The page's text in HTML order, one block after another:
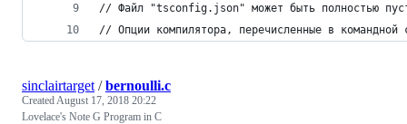
// Файл "tsconfig.json" может быть полностью
// Опции компилятора, перечисленные в
sinclairtarget /bernoulli.c
CreatedAugust 17, 2018 20:22
Lovelace's Note G Program in C